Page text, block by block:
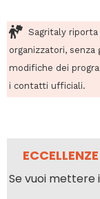
Sagritaly
organizzatori,
modifiche dei
i contatti ufficiali.
Se vuoi mettere